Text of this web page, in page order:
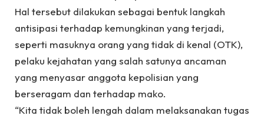
Hal tersebut dilakukan sebagai bentuk langkah
antisipasi terhadap kemungkinan yang terjadi,
seperti masuknya orang yang tidak di kenal (OTK),
pelaku kejahatan yang salah satunya ancaman
yang menyasar anggota kepolisian yang
berseragam dan terhadap mako.
“Kita tidak boleh lengah dalam melaksanakan tugas